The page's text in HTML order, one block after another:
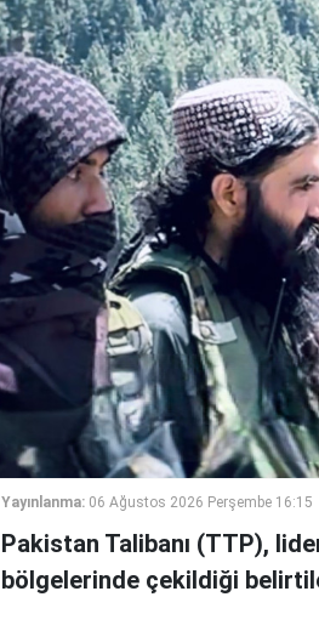
Yayınlanma: 06 Ağustos 2026 Perşembe 16:15
Pakistan Talibanı (TTP),
bölgelerinde çekildiği